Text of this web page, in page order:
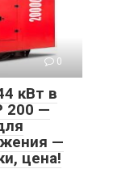
0
кВт в
200 —
—
цена!